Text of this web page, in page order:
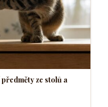
ze stolů a